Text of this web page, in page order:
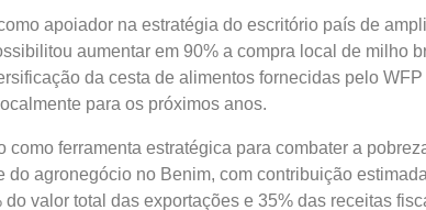
apoiador na estratégia do escritório país de
aumentar em 90% a compra local de milho
da cesta de alimentos fornecidas pelo
para os próximos anos.
como ferramenta estratégica para combater a
do agronegócio no Benim, com contribuição
do valor total das exportações e 35% das receitas